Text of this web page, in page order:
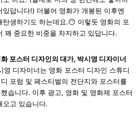
답니다!) 더불어 영화가 개봉된 이후엔
탄생하기도 하는데요.😶 이렇듯 영화의 포
꽤 중요한 비중을 차지하고 있답니다.
포스터 디자인의 대가, 박시영 디자이너
영 디자이너는 영화 포스터 디자인 스튜디
디 포럼 및 페스티벌의 전단지와 포스터를
습니다. 이후 광고, 영화 및 영화제 포스터
오고 있습니다.